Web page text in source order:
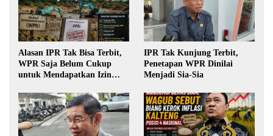
Alasan IPR Tak Bisa Terbit,
WPR Saja Belum Cukup
untuk Mendapatkan Izin
IPR Tak Kunjung Terbit,
Penetapan WPR Dinilai
Menjadi Sia-Sia